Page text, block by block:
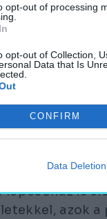
opt-out of processing
opt-out of Collection,
Data that Is
CONFIRM
Data Deletion
került
elmondható
igen
harmonizál.
ezalól a
mely a
az
is
azok a